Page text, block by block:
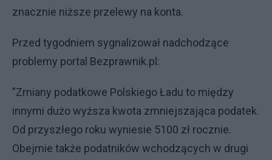
znacznie niższe przelewy na konta.
Przed tygodniem sygnalizował nadchodzące
problemy portal Bezprawnik.pl:
"Zmiany podatkowe Polskiego Ładu to między
innymi dużo wyższa kwota zmniejszająca podatek.
Od przyszłego roku wyniesie 5100 zł rocznie.
Obejmie także podatników wchodzących w drugi